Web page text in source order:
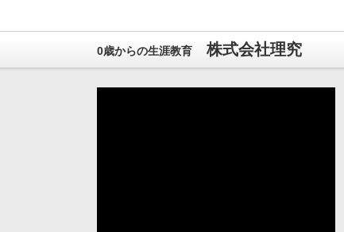
0歳からの生涯教育 株式会社理究